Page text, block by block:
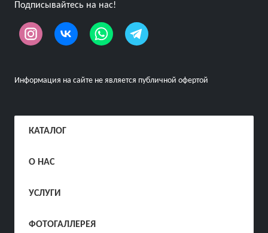
Подписывайтесь на нас!
Информация на сайте не является публичной офертой
КАТАЛОГ
О НАС
УСЛУГИ
ФОТОГАЛЛЕРЕЯ